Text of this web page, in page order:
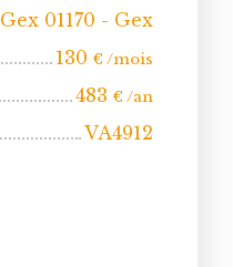
Gex 01170 - Gex
130 € /mois
483 € /an
VA4912